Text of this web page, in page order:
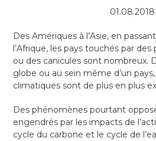
01.08.2018
Des Amériques à l’Asie, en
l’Afrique, les pays touchés par
ou des canicules sont nombreux.
globe ou au sein même d’un
climatiques sont de plus en plus
Des phénomènes pourtant
engendrés par les impacts de
cycle du carbone et le cycle de